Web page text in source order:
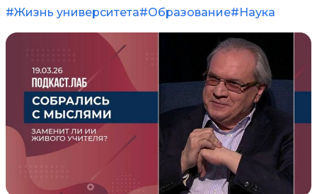
#Жизнь университета#Образование#Наука